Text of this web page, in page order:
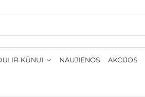
IR KŪNUI NAUJIENOS AKCIJOS